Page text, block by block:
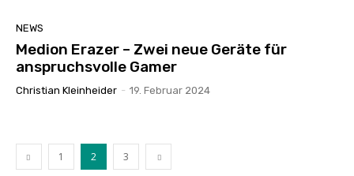
NEWS
Medion Erazer – Zwei neue Geräte für
anspruchsvolle Gamer
Christian Kleinheider - 19. Februar 2024
1 2 3